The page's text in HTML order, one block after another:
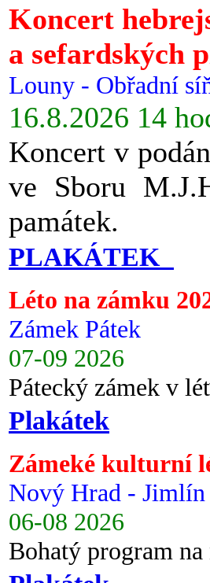
Koncert
a sefardských
Louny - Obřadní
16.8.2026 14
Koncert v
ve Sboru
památek.
PLAKÁTEK
Léto na zámku
Zámek Pátek
07-09 2026
Pátecký zámek v
Plakátek
Zámeké kulturní
Nový Hrad - Jimlín
06-08 2026
Bohatý program